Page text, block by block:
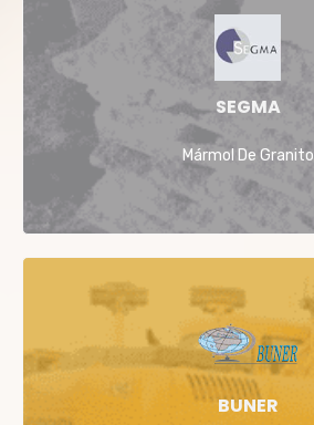
SEGMA
Mármol De Granito
BUNER